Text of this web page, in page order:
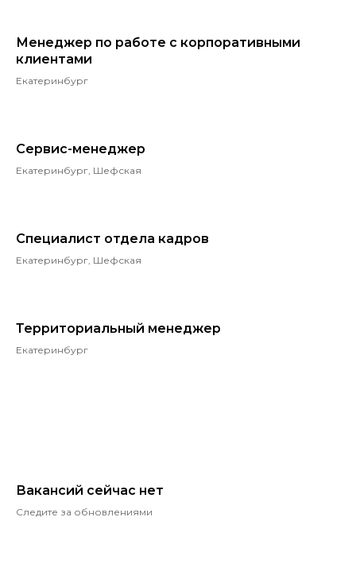
Менеджер по работе с корпоративными
клиентами
Екатеринбург
Сервис-менеджер
Екатеринбург, Шефская
Специалист отдела кадров
Екатеринбург, Шефская
Территориальный менеджер
Екатеринбург
Вакансий сейчас нет
Следите за обновлениями